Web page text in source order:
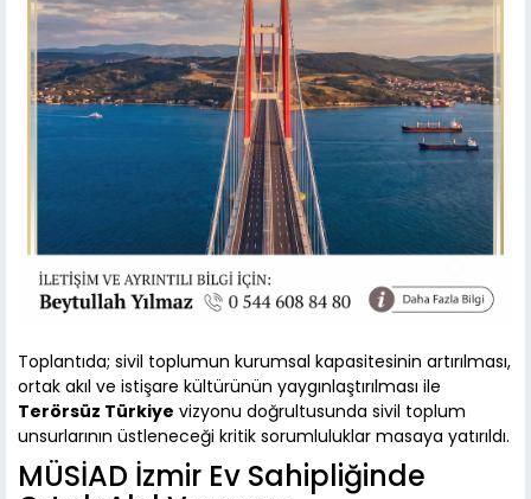
Toplantıda; sivil toplumun kurumsal kapasitesinin artırılması,
ortak akıl ve istişare kültürünün yaygınlaştırılması ile
Terörsüz Türkiye vizyonu doğrultusunda sivil toplum
unsurlarının üstleneceği kritik sorumluluklar masaya yatırıldı.
MÜSİAD İzmir Ev Sahipliğinde